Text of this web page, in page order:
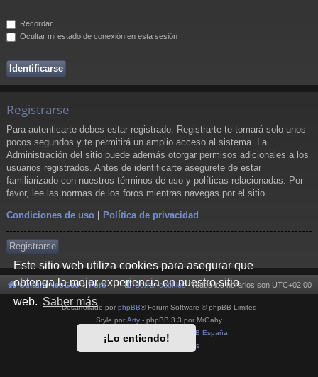
Este sitio web utiliza cookies para asegurar que
obtenga la mejor experiencia en nuestro sitio
web. Saber más
¡Lo entiendo!
Recordar
Ocultar mi estado de conexión en esta sesión
Registrarse
Para autenticarte debes estar registrado. Registrarte te tomará solo unos
pocos segundos y te permitirá un amplio acceso al sistema. La
Administración del sitio puede además otorgar permisos adicionales a los
usuarios registrados. Antes de identificarte asegúrete de estar
familiarizado con nuestros términos de uso y políticas relacionadas. Por
favor, lee las normas de los foros mientras navegas por el sitio.
Condiciones de uso Política de privacidad
Registrarse
Cultura NeoGeo Foro Todos los horarios son UTC+02:00
Borrar cookies
Desarrollado por phpBB® Forum Software © phpBB Limited
Style por Arty - phpBB 3.3 por MrGaby
phpBB España
Condiciones